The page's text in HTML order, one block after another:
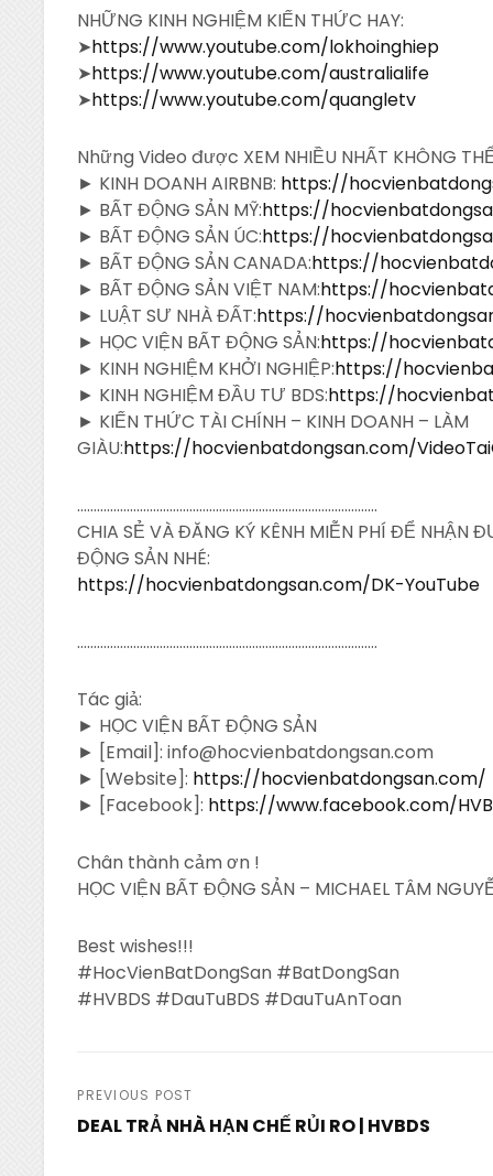
NHỮNG KINH NGHIỆM KIẾN THỨC HAY:
➤https://www.youtube.com/lokhoinghiep
➤https://www.youtube.com/australialife
➤https://www.youtube.com/quangletv
Những Video được XEM NHIỀU NHẤT KHÔNG
► KINH DOANH AIRBNB: https://
► BẤT ĐỘNG SẢN MỸ:https://
► BẤT ĐỘNG SẢN ÚC:https://
► BẤT ĐỘNG SẢN CANADA:https://
► BẤT ĐỘNG SẢN VIỆT NAM:https://
► LUẬT SƯ NHÀ ĐẤT:https://
► HỌC VIỆN BẤT ĐỘNG SẢN:https://
► KINH NGHIỆM KHỞI NGHIỆP:https://
► KINH NGHIỆM ĐẦU TƯ BDS:https://
► KIẾN THỨC TÀI CHÍNH – KINH DOANH – LÀM
GIÀU:https://hocvienbatdongsan.com/
……………………………………………………………………………….
CHIA SẺ VÀ ĐĂNG KÝ KÊNH MIỄN PHÍ ĐỂ NHẬN
ĐỘNG SẢN NHÉ:
https://hocvienbatdongsan.com/DK-YouTube
……………………………………………………………………………….
Tác giả:
► HỌC VIỆN BẤT ĐỘNG SẢN
► [Email]: info@hocvienbatdongsan.com
► [Website]: https://hocvienbatdongsan.com/
► [Facebook]: https://www.facebook.com/
Chân thành cảm ơn !
HỌC VIỆN BẤT ĐỘNG SẢN – MICHAEL TÂM
Best wishes!!!
#HocVienBatDongSan #BatDongSan
#HVBDS #DauTuBDS #DauTuAnToan
Post
navigation
PREVIOUS POST
DEAL TRẢ NHÀ HẠN CHẾ RỦI RO | HVBDS